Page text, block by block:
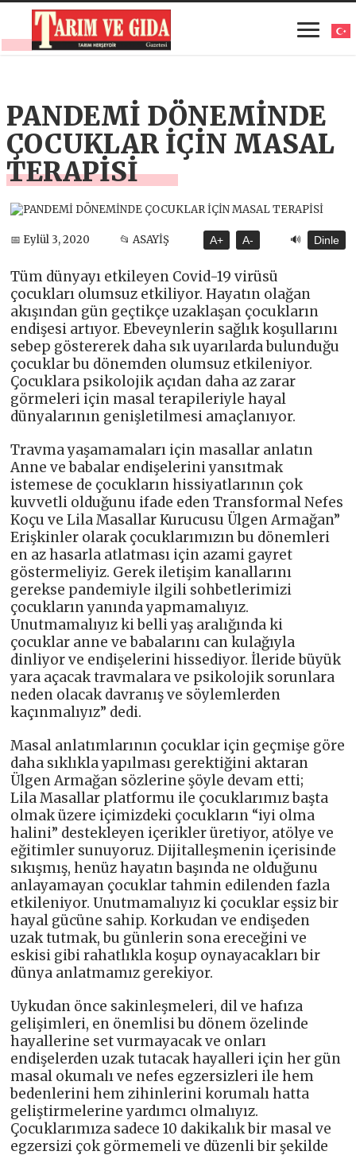
PANDEMİ DÖNEMİNDE
ÇOCUKLAR İÇİN MASAL
TERAPİSİ
📅 Eylül 3, 2020 📂 ASAYİŞ A+ A- 🔊 Dinle
Tüm dünyayı etkileyen Covid-19 virüsü
çocukları olumsuz etkiliyor. Hayatın olağan
akışından gün geçtikçe uzaklaşan çocukların
endişesi artıyor. Ebeveynlerin sağlık koşullarını
sebep göstererek daha sık uyarılarda bulunduğu
çocuklar bu dönemden olumsuz etkileniyor.
Çocuklara psikolojik açıdan daha az zarar
görmeleri için masal terapileriyle hayal
dünyalarının genişletilmesi amaçlanıyor.
Travma yaşamamaları için masallar anlatın
Anne ve babalar endişelerini yansıtmak
istemese de çocukların hissiyatlarının çok
kuvvetli olduğunu ifade eden Transformal Nefes
Koçu ve Lila Masallar Kurucusu Ülgen Armağan”
Erişkinler olarak çocuklarımızın bu dönemleri
en az hasarla atlatması için azami gayret
göstermeliyiz. Gerek iletişim kanallarını
gerekse pandemiyle ilgili sohbetlerimizi
çocukların yanında yapmamalıyız.
Unutmamalıyız ki belli yaş aralığında ki
çocuklar anne ve babalarını can kulağıyla
dinliyor ve endişelerini hissediyor. İleride büyük
yara açacak travmalara ve psikolojik sorunlara
neden olacak davranış ve söylemlerden
kaçınmalıyız” dedi.
Masal anlatımlarının çocuklar için geçmişe göre
daha sıklıkla yapılması gerektiğini aktaran
Ülgen Armağan sözlerine şöyle devam etti;
Lila Masallar platformu ile çocuklarımız başta
olmak üzere içimizdeki çocukların “iyi olma
halini” destekleyen içerikler üretiyor, atölye ve
eğitimler sunuyoruz. Dijitalleşmenin içerisinde
sıkışmış, henüz hayatın başında ne olduğunu
anlayamayan çocuklar tahmin edilenden fazla
etkileniyor. Unutmamalıyız ki çocuklar eşsiz bir
hayal gücüne sahip. Korkudan ve endişeden
uzak tutmak, bu günlerin sona ereceğini ve
eskisi gibi rahatlıkla koşup oynayacakları bir
dünya anlatmamız gerekiyor.
Uykudan önce sakinleşmeleri, dil ve hafıza
gelişimleri, en önemlisi bu dönem özelinde
hayallerine set vurmayacak ve onları
endişelerden uzak tutacak hayalleri için her gün
masal okumalı ve nefes egzersizleri ile hem
bedenlerini hem zihinlerini korumalı hatta
geliştirmelerine yardımcı olmalıyız.
Çocuklarımıza sadece 10 dakikalık bir masal ve
egzersizi çok görmemeli ve düzenli bir şekilde